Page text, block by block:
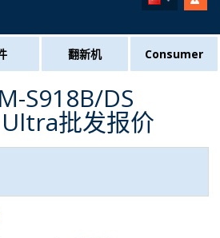
翻新机 Consumer
S918B/DS
批发报价